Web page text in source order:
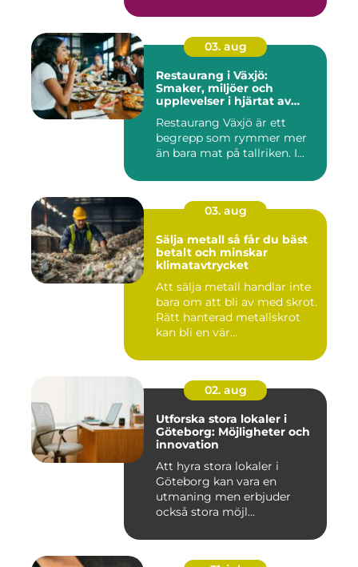
03. aug
Restaurang i Växjö:
Smaker, miljöer och
upplevelser i hjärtat av
Restaurang Växjö är ett
begrepp som rymmer mer
än bara mat på tallriken. I...
03. aug
Sälja metall så får du bäst
betalt och minskar
klimatavtrycket
Att sälja metall handlar inte
bara om att bli av med skrot.
Rätt hanterad metallskrot
kan bli en vär...
02. aug
Utforska stora lokaler i
Göteborg: Möjligheter och
innovation
Att hyra stora lokaler i
Göteborg kan vara en
utmaning men erbjuder
också stora möjl...